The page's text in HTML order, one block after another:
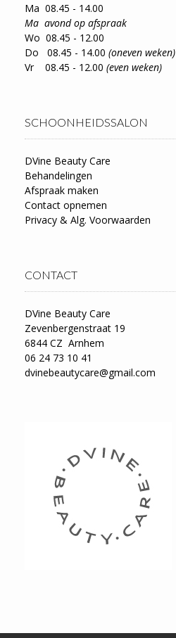
Ma 08.45 - 14.00
Ma avond op afspraak
Wo 08.45 - 12.00
Do 08.45 - 14.00 (oneven weken)
Vr 08.45 - 12.00 (even weken)
SCHOONHEIDSSALON
DVine Beauty Care
Behandelingen
Afspraak maken
Contact opnemen
Privacy & Alg. Voorwaarden
CONTACT
DVine Beauty Care
Zevenbergenstraat 19
6844 CZ Arnhem
06 24 73 10 41
dvinebeautycare@gmail.com